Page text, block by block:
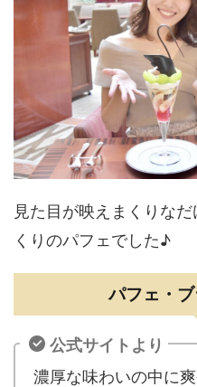
見た目が映えまくりな
くりのパフェでした♪
パフェ・
公式サイトより
濃厚な味わいの中に